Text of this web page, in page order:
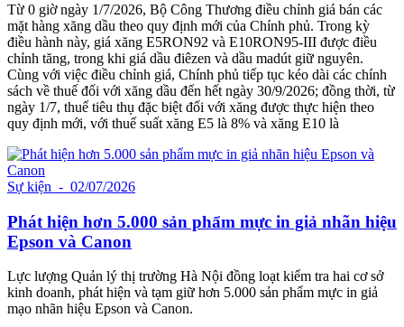
Từ 0 giờ ngày 1/7/2026, Bộ Công Thương điều chỉnh giá bán các
mặt hàng xăng dầu theo quy định mới của Chính phủ. Trong kỳ
điều hành này, giá xăng E5RON92 và E10RON95-III được điều
chỉnh tăng, trong khi giá dầu điêzen và dầu madút giữ nguyên.
Cùng với việc điều chỉnh giá, Chính phủ tiếp tục kéo dài các chính
sách về thuế đối với xăng dầu đến hết ngày 30/9/2026; đồng thời, từ
ngày 1/7, thuế tiêu thụ đặc biệt đối với xăng được thực hiện theo
quy định mới, với thuế suất xăng E5 là 8% và xăng E10 là
Sự kiện - 02/07/2026
Phát hiện hơn 5.000 sản phẩm mực in giả nhãn hiệu
Epson và Canon
Lực lượng Quản lý thị trường Hà Nội đồng loạt kiểm tra hai cơ sở
kinh doanh, phát hiện và tạm giữ hơn 5.000 sản phẩm mực in giả
mạo nhãn hiệu Epson và Canon.